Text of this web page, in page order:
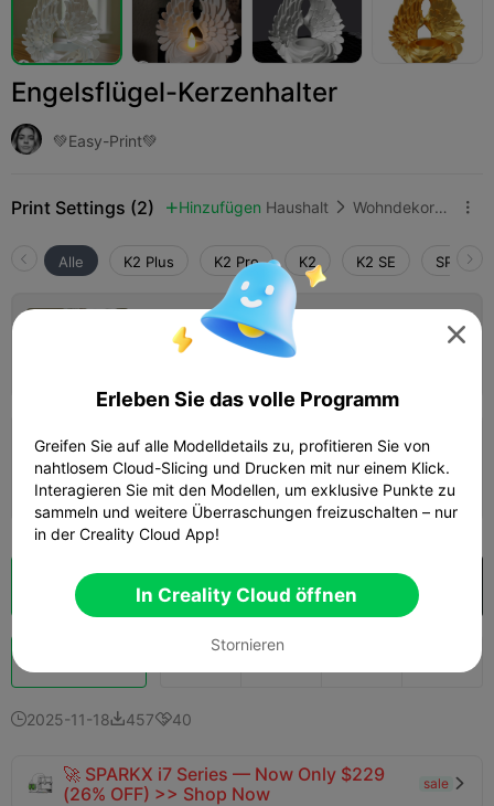
Engelsflügel-Kerzenhalter
💚Easy-Print💚
Print Settings (2)  Hinzufügen Haushalt  Wohndekoration & Ornamente 
Alle K2 Plus K2 Pro K2 K2 SE SPARKX
0.2mm layer, 2 walls, 10% infill
02h 24m 
0.2mm layer, 2 walls, 15% infill
 02h 12m 1 plates  48.75g
Wolkenscheibe In Creality Cloud öffnen
2025-11-1845740
🚀 SPARKX i7 Series — Now Only $229
(26% OFF) >> Shop Now
sale 

Erleben Sie das volle Programm
Greifen Sie auf alle Modelldetails zu, profitieren Sie von
nahtlosem Cloud-Slicing und Drucken mit nur einem Klick.
Interagieren Sie mit den Modellen, um exklusive Punkte zu
sammeln und weitere Überraschungen freizuschalten – nur
in der Creality Cloud App!
In Creality Cloud öffnen
Stornieren